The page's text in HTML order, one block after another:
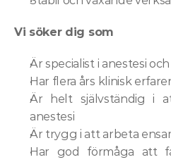
Vi söker dig som
Är specialist i anestesi
Har flera års klinisk
Är helt självständig i
anestesi
Är trygg i att arbeta
Har god förmåga att